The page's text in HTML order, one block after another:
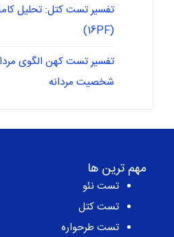
(16PF)
تفسیر تست کهن الگوی
شخصیت مردانه
مهم ترین ها
تست نئو
تست کتل
تست طرحواره